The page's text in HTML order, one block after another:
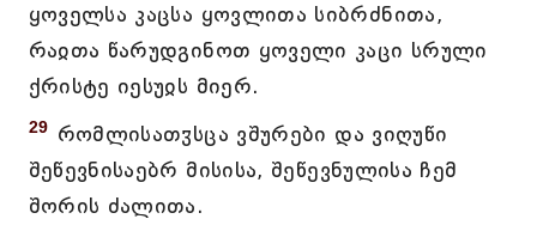
ყოველსა კაცსა ყოვლითა სიბრძნითა,
რაჲთა წარუდგინოთ ყოველი კაცი სრული
ქრისტე იესუჲს მიერ.
29 რომლისათჳსცა ვშურები და ვიღუწი
შეწევნისაებრ მისისა, შეწევნულისა ჩემ
შორის ძალითა.